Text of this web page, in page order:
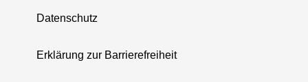
Datenschutz
Erklärung zur Barrierefreiheit